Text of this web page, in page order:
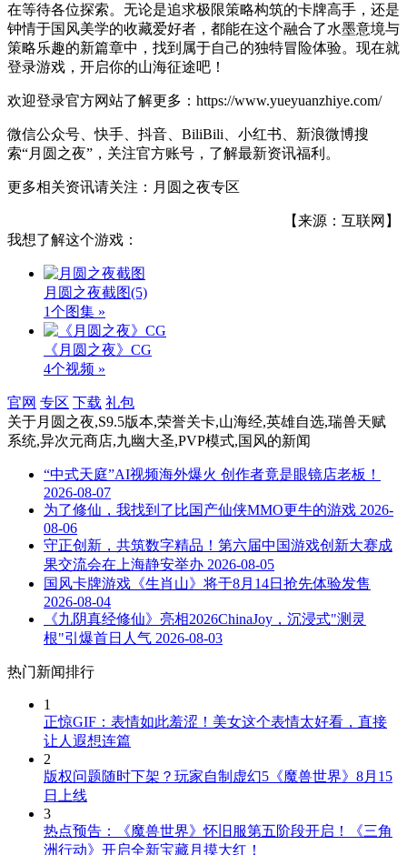
在等待各位探索。无论是追求极限策略构筑的卡牌高手，还是
钟情于国风美学的收藏爱好者，都能在这个融合了水墨意境与
策略乐趣的新篇章中，找到属于自己的独特冒险体验。现在就
登录游戏，开启你的山海征途吧！
欢迎登录官方网站了解更多：https://www.yueyuanzhiye.com/
微信公众号、快手、抖音、BiliBili、小红书、新浪微博搜
索“月圆之夜”，关注官方账号，了解最新资讯福利。
更多相关资讯请关注：月圆之夜专区
【来源：互联网】
我想了解这个游戏：
月圆之夜截图(5)
1个图集 »
《月圆之夜》CG
4个视频 »
官网 专区 下载 礼包
关于月圆之夜,S9.5版本,荣誉关卡,山海经,英雄自选,瑞兽天赋
系统,异次元商店,九幽大圣,PVP模式,国风的新闻
“中式天庭”AI视频海外爆火 创作者竟是眼镜店老板！
2026-08-07
为了修仙，我找到了比国产仙侠MMO更牛的游戏 2026-
08-06
守正创新，共筑数字精品！第六届中国游戏创新大赛成
果交流会在上海静安举办 2026-08-05
国风卡牌游戏《生肖山》将于8月14日抢先体验发售
2026-08-04
《九阴真经修仙》亮相2026ChinaJoy，沉浸式"测灵
根"引爆首日人气 2026-08-03
热门新闻排行
1
正惊GIF：表情如此羞涩！美女这个表情太好看，直接
让人遐想连篇
2
版权问题随时下架？玩家自制虚幻5《魔兽世界》8月15
日上线
3
热点预告：《魔兽世界》怀旧服第五阶段开启！《三角
洲行动》开启全新宝藏月摸大红！